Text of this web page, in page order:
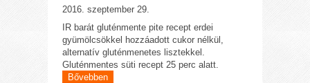
2016. szeptember 29.
IR barát gluténmente pite recept erdei
gyümölcsökkel hozzáadott cukor nélkül,
alternatív gluténmenetes lisztekkel.
Gluténmentes süti recept 25 perc alatt.
Bővebben